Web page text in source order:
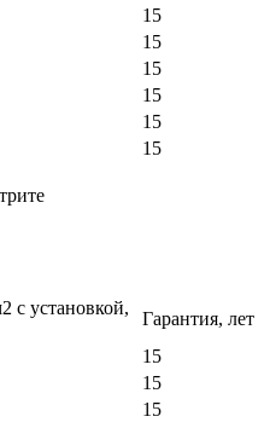
15
15
15
15
15
15
с установкой,
Гарантия, лет
15
15
15